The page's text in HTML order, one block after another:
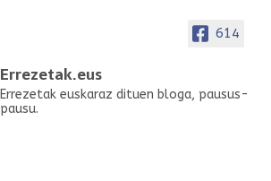
614
Errezetak.eus
Errezetak euskaraz dituen bloga, pausus-
pausu.